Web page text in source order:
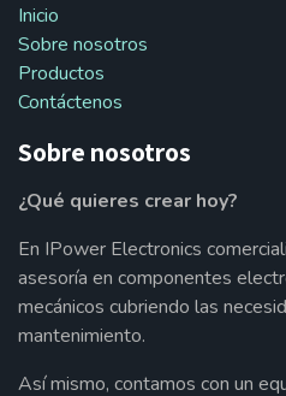
Inicio
Sobre nosotros
Productos
Contáctenos
Sobre nosotros
¿Qué quieres crear hoy?
En IPower Electronics
asesoría en componentes
mecánicos cubriendo las
mantenimiento.
Así mismo, contamos con un